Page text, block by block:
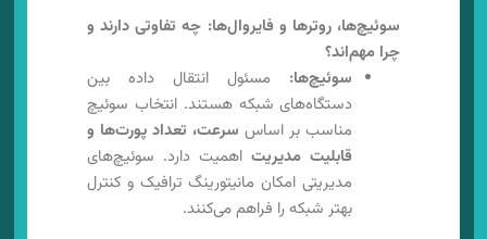
سوئیچ‌ها، روترها و فایروال‌ها: چه تفاوتی دارند و
چرا مهم‌اند؟
سوئیچ‌ها: مسئول انتقال داده بین
دستگاه‌های شبکه هستند. انتخاب سوئیچ
مناسب بر اساس سرعت، تعداد پورت‌ها و
قابلیت مدیریتاهمیت دارد. سوئیچ‌های
مدیریتی امکان مانیتورینگ ترافیک و کنترل
بهتر شبکه را فراهم می‌کنند.